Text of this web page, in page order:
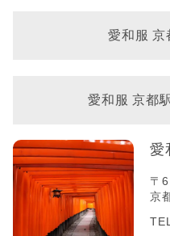
愛和服 京
愛和服 京都
愛
〒
京